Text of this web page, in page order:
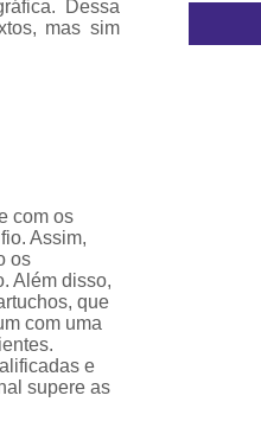
Personalizada Minas Gerais
com Cordão
de Identificação
Crachá e Cordão
Crachá Personalizado com
Crachá Personalizado Evento
Dessa
mas sim
com os
Assim,
os
Além disso,
que
com uma
e
supere as